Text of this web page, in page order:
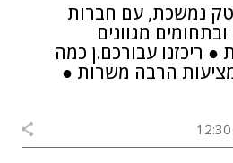
טק נמשכת, עם חברות
מגוונים
ריכזנו עבורכם.ן כמה
הרבה משרות ●